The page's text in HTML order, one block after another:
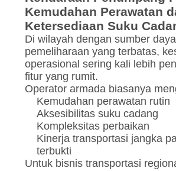
Kemudahan Perawatan
Ketersediaan Suku
Di wilayah dengan sumber daya
pemeliharaan yang terbatas,
operasional sering kali lebih
fitur yang rumit.
Operator armada biasanya
Kemudahan perawatan rutin
Aksesibilitas suku cadang
Kompleksitas perbaikan
Kinerja transportasi jangka
terbukti
Untuk bisnis transportasi